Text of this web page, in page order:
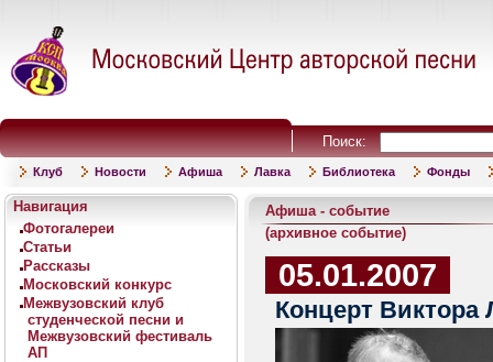
Поиск:
Клуб Новости Афиша Лавка Библиотека Фонды
Навигация
Фотогалереи
Статьи
Рассказы
Московский конкурс
Межвузовский клуб
студенческой песни и
Межвузовский фестиваль
АП
Афиша - событие
(архивное событие)
05.01.2007
Концерт Виктора